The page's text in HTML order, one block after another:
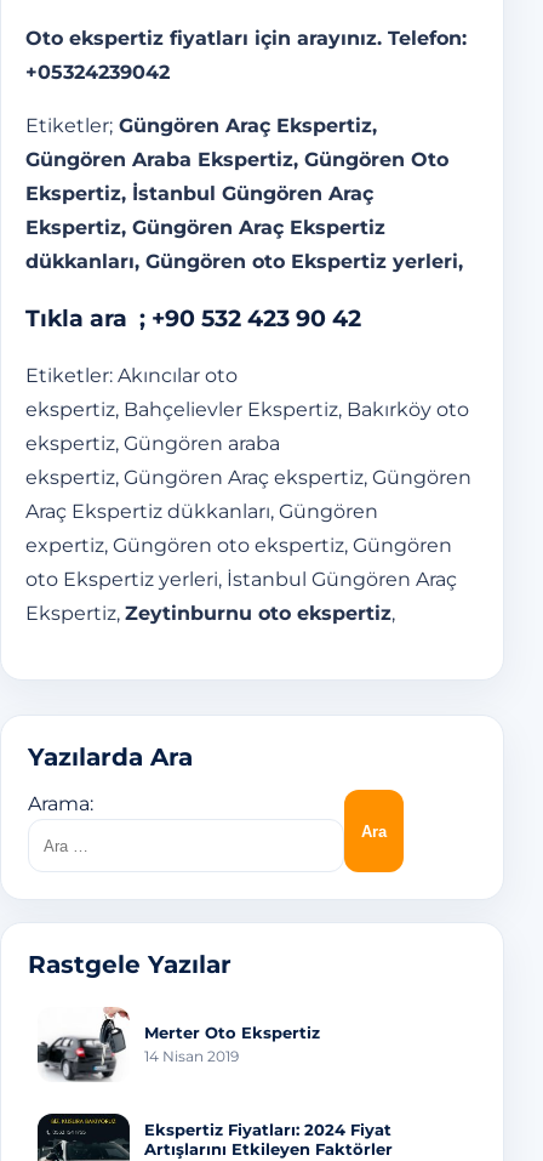
Oto ekspertiz fiyatları için arayınız. Telefon:
+05324239042
Etiketler; Güngören Araç Ekspertiz,
Güngören Araba Ekspertiz, Güngören Oto
Ekspertiz, İstanbul Güngören Araç
Ekspertiz, Güngören Araç Ekspertiz
dükkanları, Güngören oto Ekspertiz yerleri,
Tıkla ara ; +90 532 423 90 42
Etiketler: Akıncılar oto
ekspertiz, Bahçelievler Ekspertiz, Bakırköy oto
ekspertiz, Güngören araba
ekspertiz, Güngören Araç ekspertiz, Güngören
Araç Ekspertiz dükkanları, Güngören
expertiz, Güngören oto ekspertiz, Güngören
oto Ekspertiz yerleri, İstanbul Güngören Araç
Ekspertiz, Zeytinburnu oto ekspertiz,
Yazılarda Ara
Arama:
Rastgele Yazılar
Merter Oto Ekspertiz
14 Nisan 2019
Ekspertiz Fiyatları: 2024 Fiyat
Artışlarını Etkileyen Faktörler